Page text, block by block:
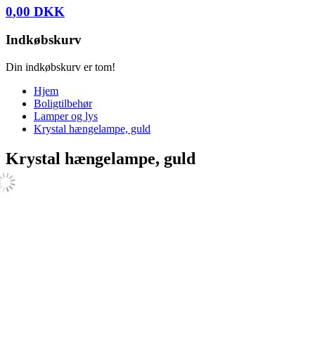
0,00 DKK
Indkøbskurv
Din indkøbskurv er tom!
Hjem
Boligtilbehør
Lamper og lys
Krystal hængelampe, guld
Krystal hængelampe, guld